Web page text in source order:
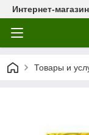
Интернет-
Товары и